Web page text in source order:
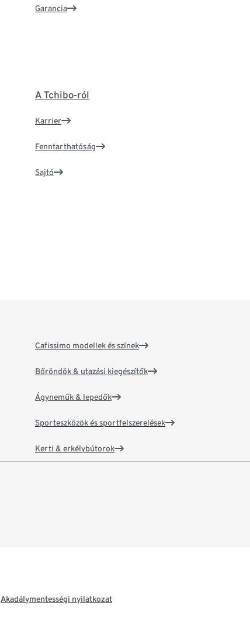
Garancia
A Tchibo-ról
Karrier
Fenntarthatóság
Sajtó
Cafissimo modellek és színek
Bőröndök & utazási kiegészítők
Ágyneműk & lepedők
Sporteszközök és sportfelszerelések
Kerti & erkélybútorok
Akadálymentességi nyilatkozat